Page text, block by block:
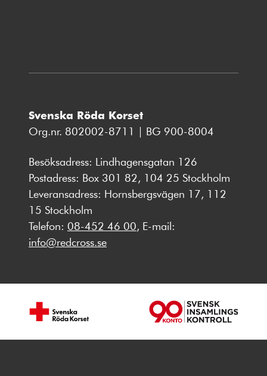
Svenska Röda Korset
Org.nr. 802002-8711 | BG 900-8004
Besöksadress: Lindhagensgatan 126
Postadress: Box 301 82, 104 25 Stockholm
Leveransadress: Hornsbergsvägen 17, 112
15 Stockholm
Telefon: 08-452 46 00, E-mail:
info@redcross.se